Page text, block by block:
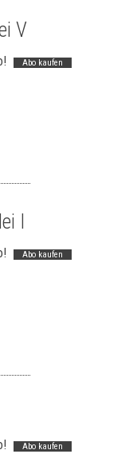
V
Abo kaufen
I
Abo kaufen
Abo kaufen